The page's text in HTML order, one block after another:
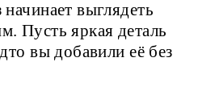
выглядеть
Пусть яркая деталь
вы добавили её без